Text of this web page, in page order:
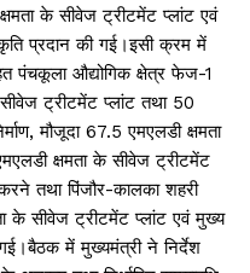
के सीवेज ट्रीटमेंट प्लांट एवं
प्रदान की गई।इसी क्रम में
पंचकूला औद्योगिक क्षेत्र फेज-1
ट्रीटमेंट प्लांट तथा 50
मौजूदा 67.5 एमएलडी क्षमता
क्षमता के सीवेज ट्रीटमेंट
तथा पिंजौर-कालका शहरी
के सीवेज ट्रीटमेंट प्लांट एवं मुख्य
में मुख्यमंत्री ने निर्देश